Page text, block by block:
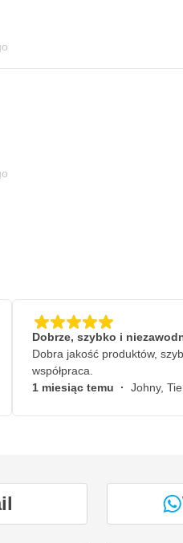
Dobrze, szybko i
Dobra jakość produktów,
współpraca.
1 miesiąc temu · Johny,